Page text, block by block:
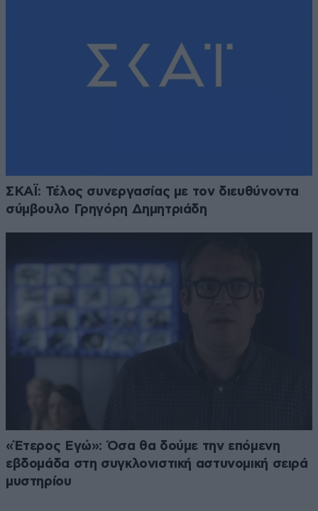
ΣΚΑΪ: Τέλος συνεργασίας με τον διευθύνοντα
σύμβουλο Γρηγόρη Δημητριάδη
«Έτερος Εγώ»: Όσα θα δούμε την επόμενη
εβδομάδα στη συγκλονιστική αστυνομική σειρά
μυστηρίου